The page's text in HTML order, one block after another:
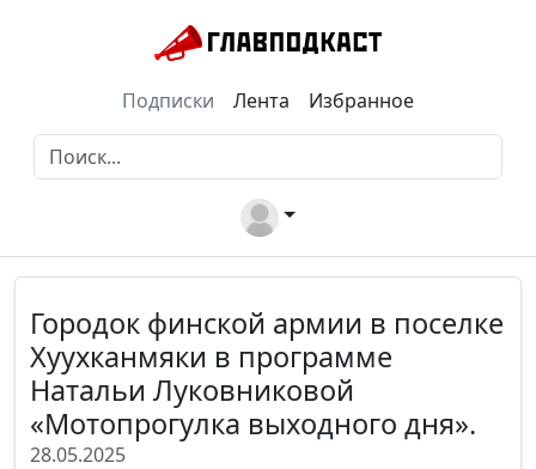
Подписки Лента Избранное
Городок финской армии в поселке
Хуухканмяки в программе
Натальи Луковниковой
«Мотопрогулка выходного дня».
28.05.2025